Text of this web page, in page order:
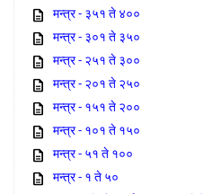
मन्त्र - ३५१ ते ४००
मन्त्र - ३०१ ते ३५०
मन्त्र - २५१ ते ३००
मन्त्र - २०१ ते २५०
मन्त्र - १५१ ते २००
मन्त्र - १०१ ते १५०
मन्त्र - ५१ ते १००
मन्त्र - १ ते ५०